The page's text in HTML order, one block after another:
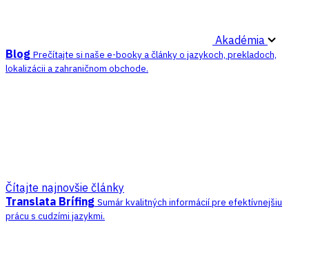
Akadémia
Blog Prečítajte si naše e-booky a články o jazykoch, prekladoch,
lokalizácii a zahraničnom obchode.
Čítajte najnovšie články
Translata Brífing Sumár kvalitných informácií pre efektívnejšiu
prácu s cudzími jazykmi.